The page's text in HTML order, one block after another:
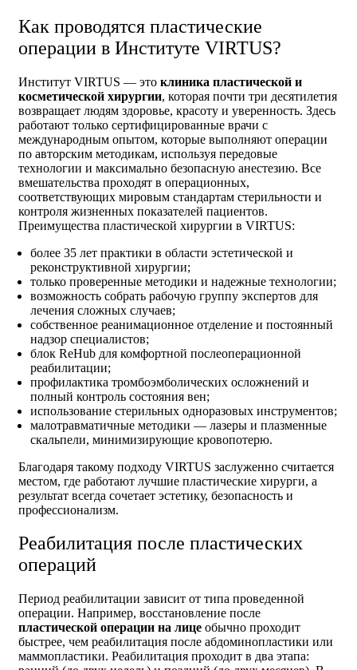
Как проводятся пластические
операции в Институте VIRTUS?
Институт VIRTUS — это клиника пластической и
косметической хирургии, которая почти три десятилетия
возвращает людям здоровье, красоту и уверенность. Здесь
работают только сертифицированные врачи с
международным опытом, которые выполняют операции
по авторским методикам, используя передовые
технологии и максимально безопасную анестезию. Все
вмешательства проходят в операционных,
соответствующих мировым стандартам стерильности и
контроля жизненных показателей пациентов.
Преимущества пластической хирургии в VIRTUS:
более 35 лет практики в области эстетической и
реконструктивной хирургии;
только проверенные методики и надежные технологии;
возможность собрать рабочую группу экспертов для
лечения сложных случаев;
собственное реанимационное отделение и постоянный
надзор специалистов;
блок ReHub для комфортной послеоперационной
реабилитации;
профилактика тромбоэмболических осложнений и
полный контроль состояния вен;
использование стерильных одноразовых инструментов;
малотравматичные методики — лазеры и плазменные
скальпели, минимизирующие кровопотерю.
Благодаря такому подходу VIRTUS заслуженно считается
местом, где работают лучшие пластические хирурги, а
результат всегда сочетает эстетику, безопасность и
профессионализм.
Реабилитация после пластических
операций
Период реабилитации зависит от типа проведенной
операции. Например, восстановление после
пластической операции на лице обычно проходит
быстрее, чем реабилитация после абдоминопластики или
маммопластики. Реабилитация проходит в два этапа: